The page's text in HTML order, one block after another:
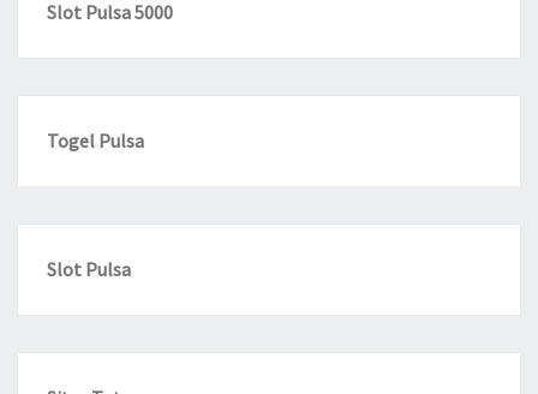
Slot Pulsa 5000
Togel Pulsa
Slot Pulsa